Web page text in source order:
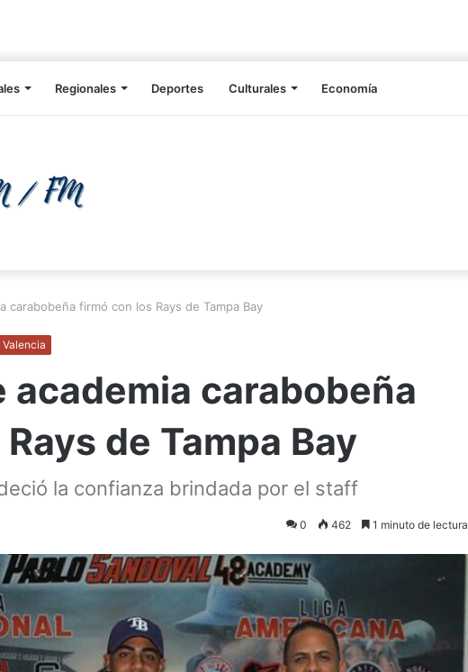
Regionales Deportes Culturales Economía
carabobeña firmó con los Rays de Tampa Bay
Valencia
academia carabobeña
de Tampa Bay
la confianza brindada por el staff
0 462 1 minuto de lectura